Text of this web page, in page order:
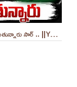
వైసీపీ నాయకులు మా భూమి విషయంలో ఇబ్బందులు పెడుతున్నారు సార్ .. ||YES 9TV